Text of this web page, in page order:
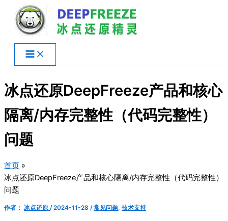
冰点还原DeepFreeze产品和核心
隔离/内存完整性（代码完整性）
问题
首页
冰点还原DeepFreeze产品和核心隔离/内存完整性（代码完整性）
问题
作者： 冰点还原 /2024-11-28 /常见问题, 技术支持